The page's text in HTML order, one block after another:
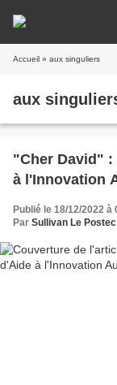
Accueil » aux singuliers
aux
"Cher David"
à l'Innovation
Publié le 18/12/2022 à
Par Sullivan Le Postec